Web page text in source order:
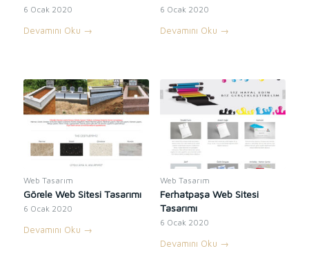
6 Ocak 2020
Devamını Oku →
6 Ocak 2020
Devamını Oku →
Web Tasarım
Görele Web Sitesi Tasarımı
6 Ocak 2020
Devamını Oku →
Web Tasarım
Ferhatpaşa Web Sitesi
Tasarımı
6 Ocak 2020
Devamını Oku →